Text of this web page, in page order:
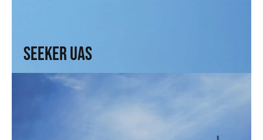
Seeker UAS